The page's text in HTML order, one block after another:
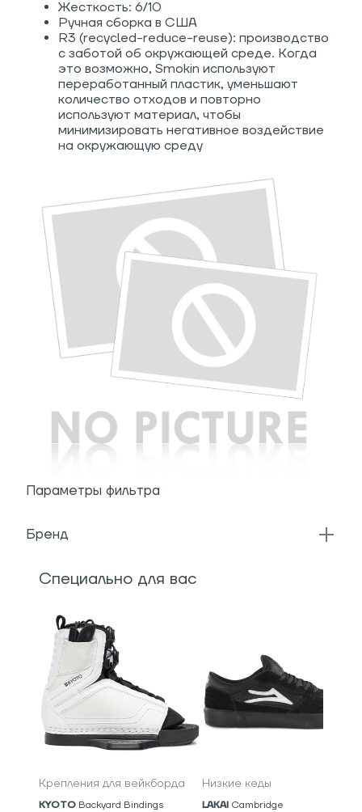
Жесткость: 6/10
Ручная сборка в США
R3 (recycled-reduce-reuse): производство
с заботой об окружающей среде. Когда
это возможно, Smokin используют
переработанный пластик, уменьшают
количество отходов и повторно
используют материал, чтобы
минимизировать негативное воздействие
на окружающую среду
Параметры фильтра
Бренд
Специально для вас
Крепления для вейкборда
KYOTO Backyard Bindings
Низкие кеды
LAKAI Cambridge